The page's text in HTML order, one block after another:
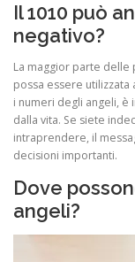
Il 1010 può
negativo?
La maggior parte delle
possa essere
i numeri degli angeli, è
dalla vita. Se siete
intraprendere, il
decisioni importanti.
Dove
angeli?